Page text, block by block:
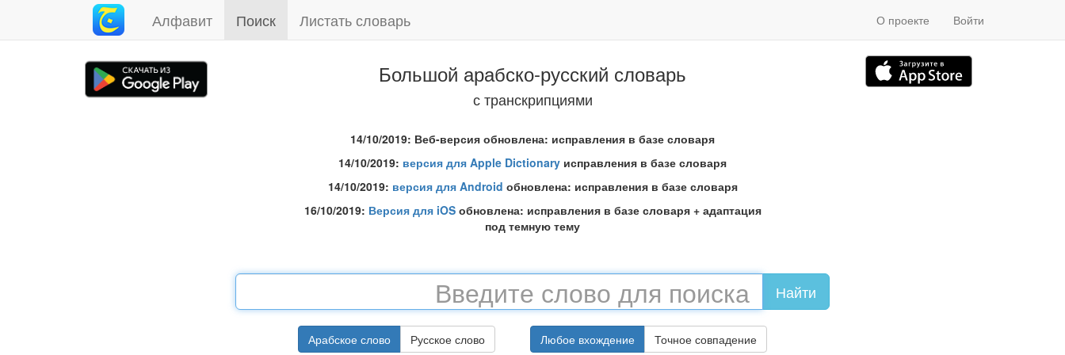
Алфавит Поиск Листать словарь О проекте Войти
Большой арабско-русский словарь
с транскрипциями
14/10/2019: Веб-версия обновлена: исправления в базе словаря
14/10/2019: версия для Apple Dictionary исправления в базе словаря
14/10/2019: версия для Android обновлена: исправления в базе словаря
16/10/2019: Версия для iOSобновлена: исправления в базе словаря + адаптация
под темную тему
Арабское слово Русское слово Любое вхождение Точное совпадение